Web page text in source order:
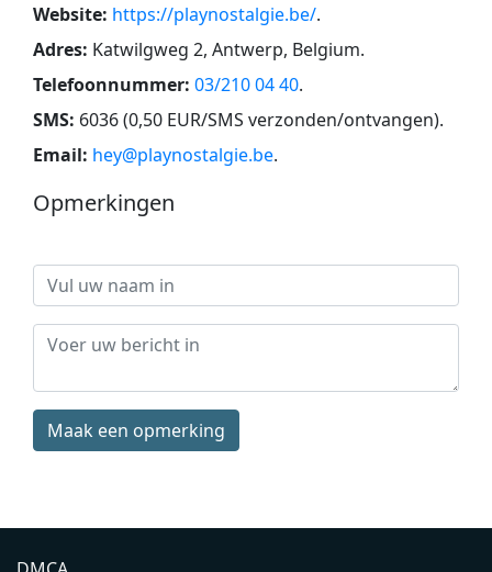
Website: https://playnostalgie.be/.
Adres: Katwilgweg 2, Antwerp, Belgium.
Telefoonnummer: 03/210 04 40.
SMS: 6036 (0,50 EUR/SMS verzonden/ontvangen).
Email: hey@playnostalgie.be.
Opmerkingen
Maak een opmerking